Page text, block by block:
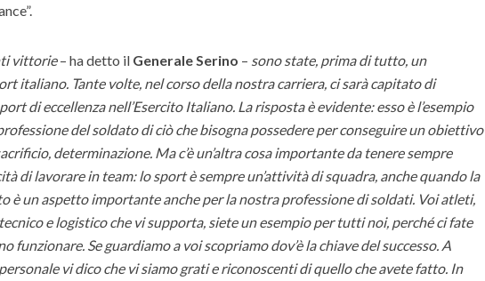
vittorie– ha detto il Generale Serino – sono state, prima di tutto, un
italiano. Tante volte, nel corso della nostra carriera, ci sarà capitato di
di eccellenza nell’Esercito Italiano. La risposta è evidente: esso è l’esempio
del soldato di ciò che bisogna possedere per conseguire un obiettivo
determinazione. Ma c’è un’altra cosa importante da tenere sempre
di lavorare in team: lo sport è sempre un’attività di squadra, anche quando la
è un aspetto importante anche per la nostra professione di soldati. Voi atleti,
e logistico che vi supporta, siete un esempio per tutti noi, perché ci fate
funzionare. Se guardiamo a voi scopriamo dov’è la chiave del successo. A
vi dico che vi siamo grati e riconoscenti di quello che avete fatto. In